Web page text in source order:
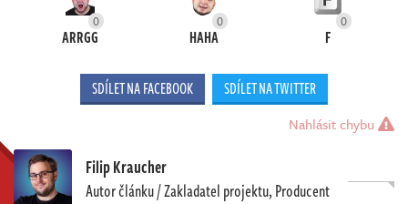
0
ARRGG
0
HAHA
0
F
SDÍLET NA FACEBOOK SDÍLET NA TWITTER
Nahlásit chybu
Filip Kraucher
Autor článku / Zakladatel projektu, Producent